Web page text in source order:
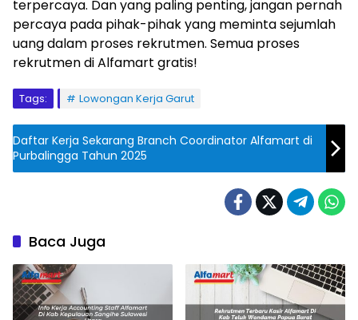
terpercaya. Dan yang paling penting, jangan pernah
percaya pada pihak-pihak yang meminta sejumlah
uang dalam proses rekrutmen. Semua proses
rekrutmen di Alfamart gratis!
Tags: Lowongan Kerja Garut
Daftar Kerja Sekarang Branch Coordinator Alfamart di
Purbalingga Tahun 2025
Baca Juga